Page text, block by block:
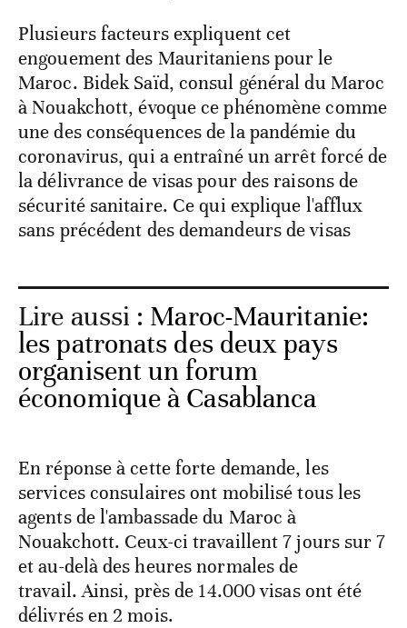
Plusieurs facteurs expliquent cet
engouement des Mauritaniens pour le
Maroc. Bidek Saïd, consul général du Maroc
à Nouakchott, évoque ce phénomène comme
une des conséquences de la pandémie du
coronavirus, qui a entraîné un arrêt forcé de
la délivrance de visas pour des raisons de
sécurité sanitaire. Ce qui explique l'afflux
sans précédent des demandeurs de visas
Lire aussi : Maroc-Mauritanie:
les patronats des deux pays
organisent un forum
économique à Casablanca
En réponse à cette forte demande, les
services consulaires ont mobilisé tous les
agents de l'ambassade du Maroc à
Nouakchott. Ceux-ci travaillent 7 jours sur 7
et au-delà des heures normales de
travail. Ainsi, près de 14.000 visas ont été
délivrés en 2 mois.